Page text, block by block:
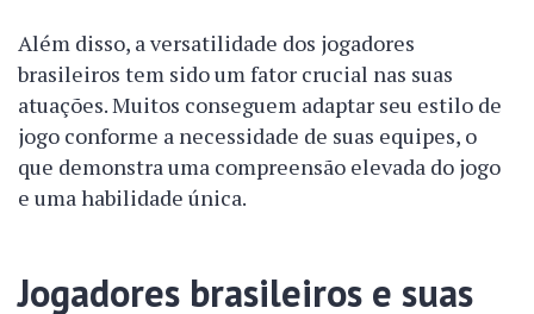
Além disso, a versatilidade dos jogadores
brasileiros tem sido um fator crucial nas suas
atuações. Muitos conseguem adaptar seu estilo de
jogo conforme a necessidade de suas equipes, o
que demonstra uma compreensão elevada do jogo
e uma habilidade única.
Jogadores brasileiros e suas